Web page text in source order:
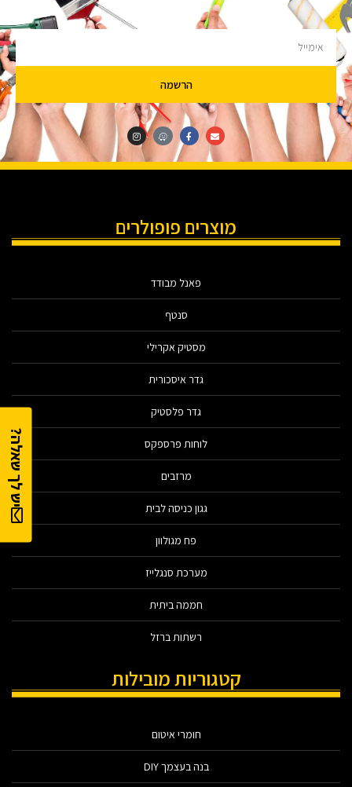
יש לך שאלה?
הרשמה
מוצרים פופולרים
פאנל מבודד
סנטף
מסטיק אקרילי
גדר איסכורית
גדר פלסטיק
לוחות פרספקס
מרזבים
גגון כניסה לבית
פח מגולוון
מערכת סנגלייז
חממה ביתית
רשתות ברזל
קטגוריות מובילות
חומרי איטום
בנה בעצמך DIY